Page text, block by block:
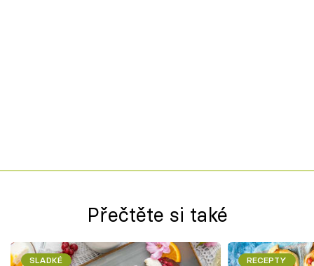
Přečtěte si také
SLADKÉ RECEPTY